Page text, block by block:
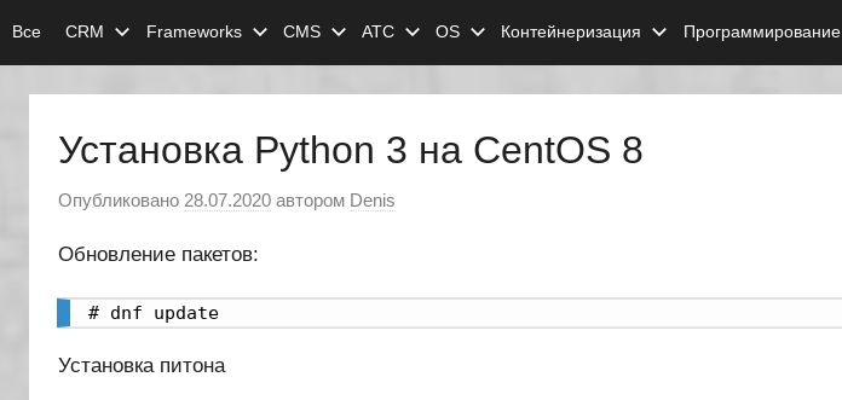
Все CRM Frameworks CMS АТС OS Контейнеризация Программирование
Установка Python 3 на CentOS 8
Опубликовано 28.07.2020 автором Denis
Обновление пакетов:
# dnf update
Установка питона